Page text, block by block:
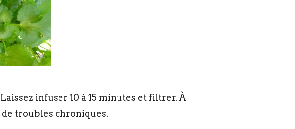
infuser 10 à 15 minutes et filtrer. À
de troubles chroniques.